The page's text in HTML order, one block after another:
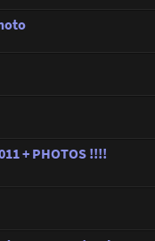
+ PHOTOS !!!!